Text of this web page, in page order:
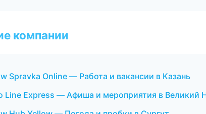
компании
Spravka Online — Работа и вакансии в Казань
Line Express — Афиша и мероприятия в Великий